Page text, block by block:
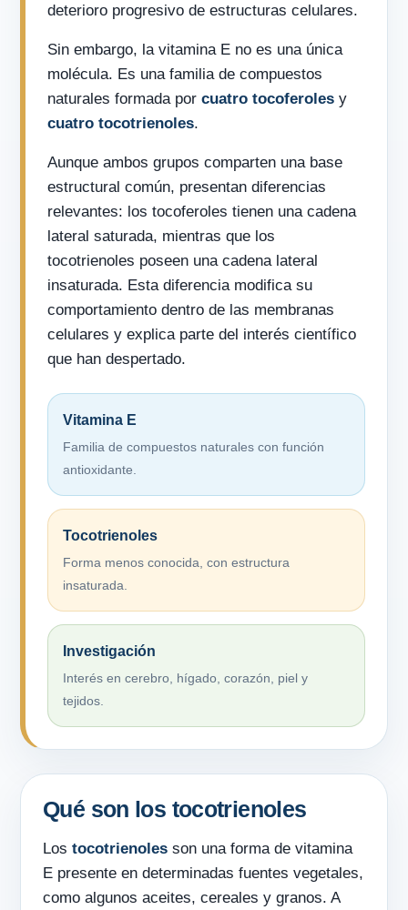
deterioro progresivo de estructuras celulares.
Sin embargo, la vitamina E no es una única
molécula. Es una familia de compuestos
naturales formada por cuatro tocoferoles y
cuatro tocotrienoles.
Aunque ambos grupos comparten una base
estructural común, presentan diferencias
relevantes: los tocoferoles tienen una cadena
lateral saturada, mientras que los
tocotrienoles poseen una cadena lateral
insaturada. Esta diferencia modifica su
comportamiento dentro de las membranas
celulares y explica parte del interés científico
que han despertado.
Vitamina E
Familia de compuestos naturales con función
antioxidante.
Tocotrienoles
Forma menos conocida, con estructura
insaturada.
Investigación
Interés en cerebro, hígado, corazón, piel y
tejidos.
Qué son los tocotrienoles
Los tocotrienoles son una forma de vitamina
E presente en determinadas fuentes vegetales,
como algunos aceites, cereales y granos. A